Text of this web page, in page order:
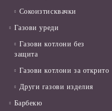
Сокоизтисквачки
Газови уреди
Газови котлони без
защита
Газови котлони за открито
Други газови изделия
Барбекю